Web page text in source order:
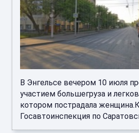
В Энгельсе вечером 10 июля
участием большегруза и
котором пострадала
Госавтоинспекция по